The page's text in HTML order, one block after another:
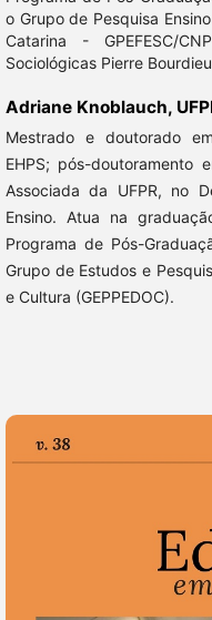
o Grupo de Pesquisa
Catarina - GPEFESC/
Sociológicas Pierre
Adriane Knoblauch,
Mestrado e doutorado
EHPS; pós-doutoramento
Associada da UFPR, no
Ensino. Atua na
Programa de Pós-
Grupo de Estudos e
e Cultura (GEPPEDOC).